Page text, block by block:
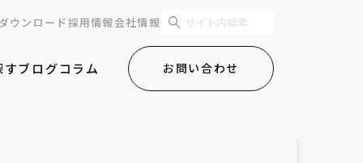
ウンロード採用情報会社情報
ブログコラム お問い合わせ